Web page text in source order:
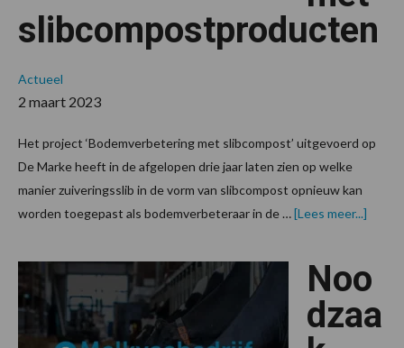
slibcompostproducten
Actueel
2 maart 2023
Het project ‘Bodemverbetering met slibcompost’ uitgevoerd op
De Marke heeft in de afgelopen drie jaar laten zien op welke
manier zuiveringsslib in de vorm van slibcompost opnieuw kan
worden toegepast als bodemverbeteraar in de …[Lees meer...]
Noo
dzaa